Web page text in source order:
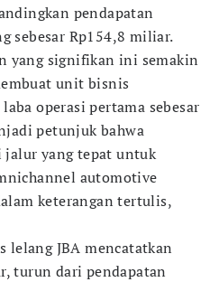
pendapatan
sebesar Rp154,8 miliar.
yang signifikan ini semakin
unit bisnis
operasi pertama sebesar
petunjuk bahwa
jalur yang tepat untuk
automotive
keterangan tertulis,
JBA mencatatkan
turun dari pendapatan